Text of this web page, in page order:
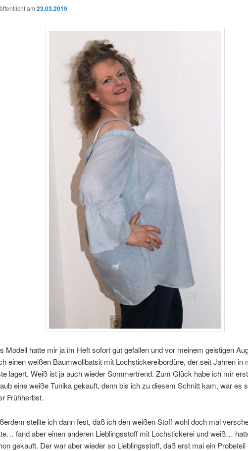
am 23.03.2019
Modell hatte mir ja im Heft sofort gut gefallen und vor meinem geistigen
einen weißen Baumwollbatsit mit Lochstickereibordüre, der seit Jahren in
lagert. Weiß ist ja auch wieder Sommertrend. Zum Glück habe ich mir
eine weiße Tunika gekauft, denn bis ich zu diesem Schnitt kam, war es
Frühherbst.
stellte ich dann fest, daß ich den weißen Stoff wohl doch mal
fand aber einen anderen Lieblingsstoff mit Lochstickerei und weiß…
gekauft. Der war aber wieder so Lieblingsstoff, daß erst mal ein Probeteil